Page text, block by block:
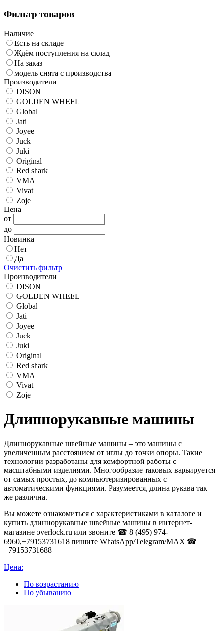
Фильтр товаров
Наличие
Есть на складе
Ждём поступления на склад
На заказ
модель снята с производства
Производители
DISON
GOLDEN WHEEL
Global
Jati
Joyee
Juck
Juki
Original
Red shark
VMA
Vivat
Zoje
Цена
от
до
Новинка
Нет
Да
Очистить фильтр
Производители
DISON
GOLDEN WHEEL
Global
Jati
Joyee
Juck
Juki
Original
Red shark
VMA
Vivat
Zoje
Длиннорукавные машины
Длиннорукавные швейные машины – это машины с
увеличенным расстоянием от иглы до точки опоры. Такие
технологии разработаны для комфортной работы с
масштабными изделиями. Многообразие таковых варьируется
от самых простых, до компьютеризированных с
автоматическими функциями. Разумеется, длина рукава так
же различна.
Вы можете ознакомиться с характеристиками в каталоге и
купить длиннорукавные швейные машины в интернет-
магазине overlock.ru или звоните ☎ 8 (495) 974-
6960,+79153731618 пишите WhatsApp/Telegram/MAX ☎
+79153731688
Цена:
По возрастанию
По убыванию